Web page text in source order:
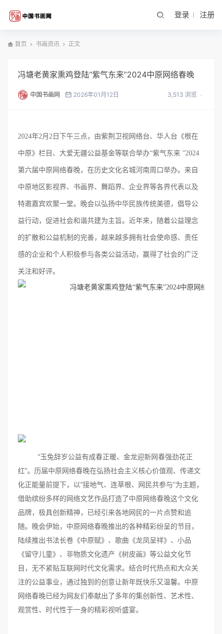
登录 注册
首页 书画资讯 正文
冯塘老黄家熏鸡登陆“紫气东来”2024中原网络春晚
中国书画网 2026年01月12日 3,513 浏览
2024年2月2日下午三点，由紫荆卫视网络台、华人台《根在
中原》栏目、大爱无疆公益基金等联合举办“紫气东来 ”2024
第六届中原网络春晚，在历史文化名城河南周口举办。来自
中原地区影视界、书画界、舞蹈界、企业界等各界代表以及
特邀嘉宾欢聚一堂。晚会以弘扬中华民族传统美德，倡导公
益行动，促进社会和谐共建为主旨。近年来，随着公益理念
的扩散和公益机制的完善，越来越多拥有社会使命感、责任
感的企业和个人积极参与各类公益活动，赢得了社会的广泛
关注和好评。
“玉兔辞岁公益有成春正暖、金龙迎新网春强劲花正
红”。历届中原网络春晚在弘扬社会主义核心价值观、传递文
化正能量前提下，以“接地气、连草根、网民共参与”为主题，
借助缤纷多样的网络文艺作品打造了中原网络春晚这个文化
品牌，极具创新精神，已经引来各地网民的一片点赞和追
随。晚会伊始，中原网络春晚推出的各种精彩纷呈的节目，
陆续推出书法长卷《中原赋》、歌曲《龙凤呈祥》、小品
《留守儿童》、非物质文化遗产《树皮画》等公益文化节
目，无不紧贴互联网时代文化需求。结合时代热点和大众关
注的公益事业，通过独到的创意让新年既快乐又温馨。中原
网络春晚已经为网友们奉献出了多年的集创新性、艺术性、
观赏性、时代性于一身的精彩视听盛宴。